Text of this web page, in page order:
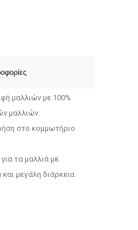
μαλλιών με 100%
μαλλιών.
στο κομμωτήριο
τα μαλλιά με
μεγάλη διάρκεια.